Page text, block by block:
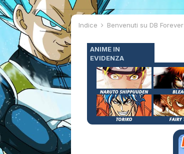
Indice Benvenuti su DB Forever
ANIME IN
EVIDENZA